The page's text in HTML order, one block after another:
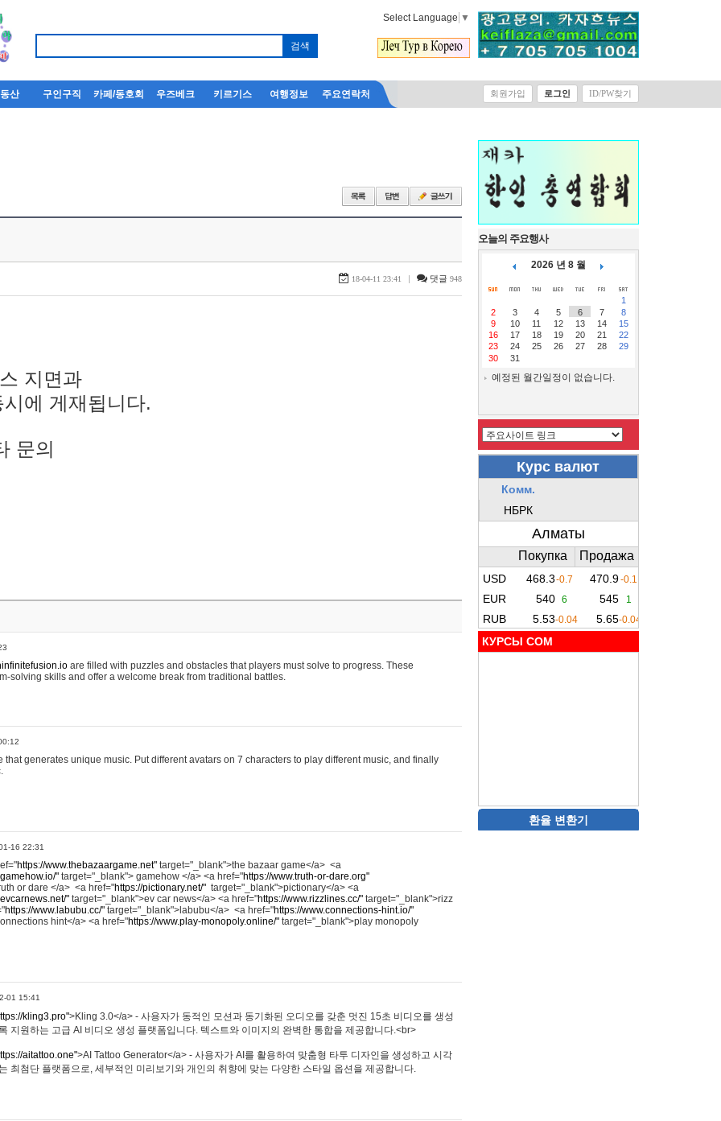
Select Language ▼
산 구인구직 카페/동호회 우즈베크 키르기스 여행정보 주요연락처 회원가입 로그인 ID/PW찾기
18-04-11 23:41 | 댓글 948
지면과
에 게재됩니다.
문의
are filled with puzzles and obstacles that players must solve to progress. These
solving skills and offer a welcome break from traditional battles.
that generates unique music. Put different avatars on 7 characters to play different music, and finally
16 22:31
https://www.thebazaargame.net" target="_blank">the bazaar game</a> <a
" target="_blank"> gamehow </a> <a href="https://www.truth-or-dare.org"
or dare </a> <a href="https://pictionary.net/" target="_blank">pictionary</a> <a
" target="_blank">ev car news</a> <a href="https://www.rizzlines.cc/" target="_blank">rizz
https://www.labubu.cc/" target="_blank">labubu</a> <a href="https://www.connections-hint.io/"
hint</a> <a href="https://www.play-monopoly.online/" target="_blank">play monopoly
01 15:41
kling3.pro">Kling 3.0</a> - 사용자가 동적인 모션과 동기화된 오디오를 갖춘 멋진 15초 비디오를 생성
지원하는 고급 AI 비디오 생성 플랫폼입니다. 텍스트와 이미지의 완벽한 통합을 제공합니다.<br>
aitattoo.one">AI Tattoo Generator</a> - 사용자가 AI를 활용하여 맞춤형 타투 디자인을 생성하고 시각
최첨단 플랫폼으로, 세부적인 미리보기와 개인의 취향에 맞는 다양한 스타일 옵션을 제공합니다.
오늘의 주요행사
2026 년 8 월
1
2
3 4 5 6 7
8
9
10 11 12 13 14
15
16
17 18 19 20 21
22
23
24 25 26 27 28
29
30
31
예정된 월간일정이 없습니다.
КУРСЫ COM
환율 변환기